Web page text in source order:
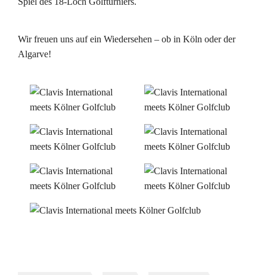
Wir freuen uns auf ein Wiedersehen – ob in Köln oder der
Algarve!